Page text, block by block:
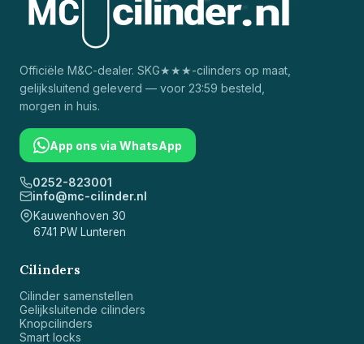
Officiële M&C-dealer. SKG★★★-cilinders op maat,
gelijksluitend geleverd — voor 23:59 besteld,
morgen in huis.
App ons via WhatsApp
0252-823001
info@mc-cilinder.nl
Kauwenhoven 30
6741 PW Lunteren
Cilinders
Cilinder samenstellen
Gelijksluitende cilinders
Knopcilinders
Smart locks